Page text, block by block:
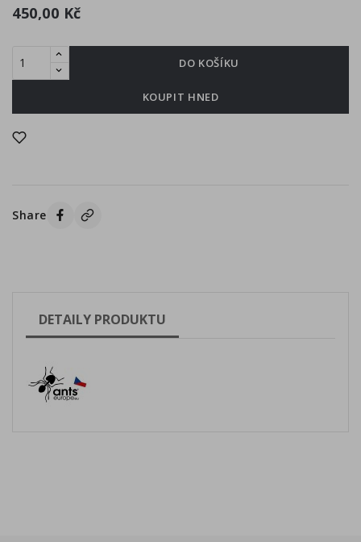
450,00 Kč
DO KOŠÍKU
KOUPIT HNED
Share
DETAILY PRODUKTU